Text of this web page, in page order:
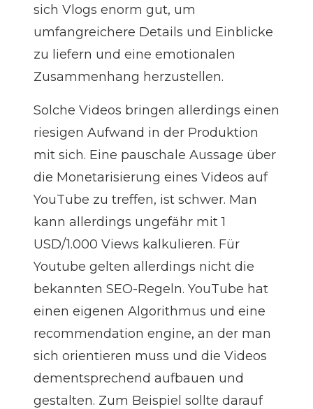
sich Vlogs enorm gut, um
umfangreichere Details und Einblicke
zu liefern und eine emotionalen
Zusammenhang herzustellen.
Solche Videos bringen allerdings einen
riesigen Aufwand in der Produktion
mit sich. Eine pauschale Aussage über
die Monetarisierung eines Videos auf
YouTube zu treffen, ist schwer. Man
kann allerdings ungefähr mit 1
USD/1.000 Views kalkulieren. Für
Youtube gelten allerdings nicht die
bekannten SEO-Regeln. YouTube hat
einen eigenen Algorithmus und eine
recommendation engine, an der man
sich orientieren muss und die Videos
dementsprechend aufbauen und
gestalten. Zum Beispiel sollte darauf